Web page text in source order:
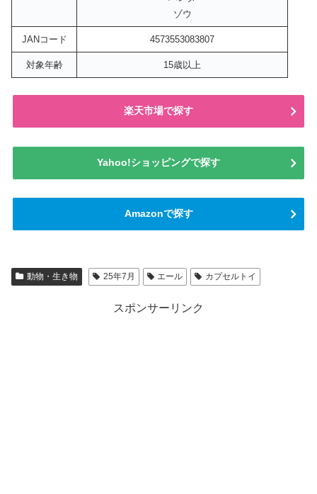
ゾウ
JANコード 4573553083807
対象年齢 15歳以上
楽天市場で探す
Yahoo!ショッピングで探す
Amazonで探す
動物・生き物 25年7月 エール カプセルトイ
スポンサーリンク